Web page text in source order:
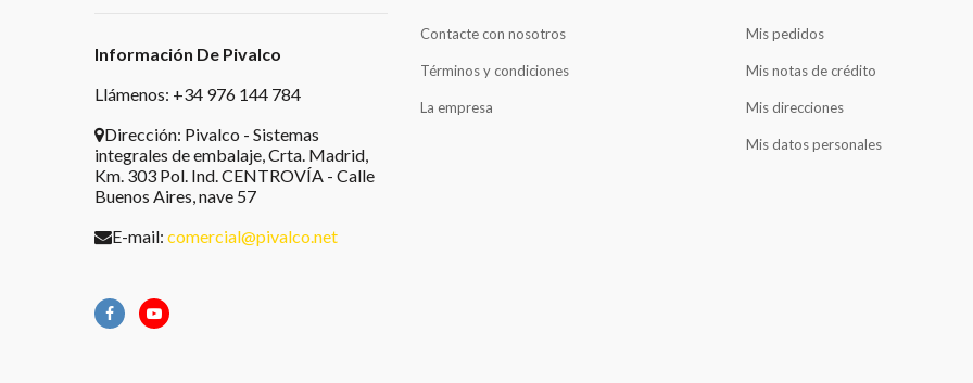
Información De Pivalco
Llámenos: +34 976 144 784
Dirección: Pivalco - Sistemas
integrales de embalaje, Crta. Madrid,
Km. 303 Pol. Ind. CENTROVÍA - Calle
Buenos Aires, nave 57
E-mail: comercial@pivalco.net
Contacte con nosotros
Términos y condiciones
La empresa
Mis pedidos
Mis notas de crédito
Mis direcciones
Mis datos personales